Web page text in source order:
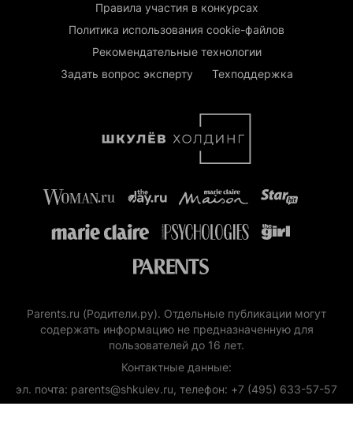
Правила участия в конкурсах
Политика использования cookie-файлов
Рекомендательные технологии
Задать вопрос эксперту
Техподдержка
Parents.ru (Родители.ру). Отдельные публикации могут
содержать информацию не предназначенную для
пользователей до 16 лет.
Контактные данные:
эл. почта: parents@shkulev.ru, телефон: +7 (495) 633-57-57